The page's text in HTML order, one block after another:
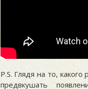
P.S. Глядя на то,
предвкушать